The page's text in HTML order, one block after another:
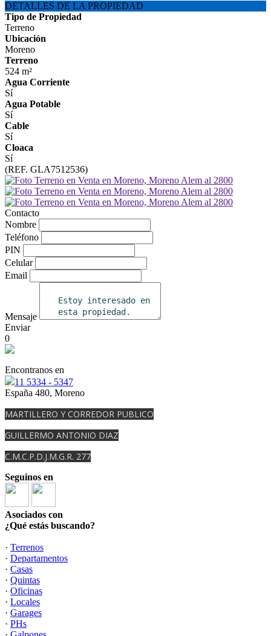
DETALLES DE LA PROPIEDAD
Tipo de Propiedad
Terreno
Ubicación
Moreno
Terreno
524 m²
Agua Corriente
Sí
Agua Potable
Sí
Cable
Sí
Cloaca
Sí
(REF. GLA7512536)
Contacto
Nombre
Teléfono
PIN
Celular
Email
Mensaje
Enviar
0
Encontranos en
11 5334 - 5347
España 480, Moreno
MARTILLERO Y CORREDOR PUBLICO
GUILLERMO ANTONIO DIAZ
C.M.C.P.D.J.M.G.R. 277
Seguinos en
Asociados con
¿Qué estás buscando?
· Terrenos
· Departamentos
· Casas
· Quintas
· Oficinas
· Locales
· Garages
· PHs